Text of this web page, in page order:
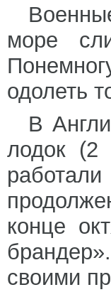
море
одолеть
В
лодок (2
конце
своими